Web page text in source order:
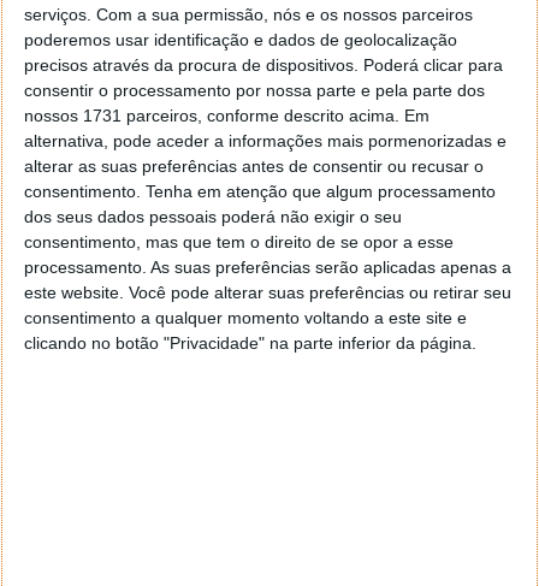
serviços. Com a sua permissão, nós e os nossos parceiros
poderemos usar identificação e dados de geolocalização
precisos através da procura de dispositivos. Poderá clicar para
consentir o processamento por nossa parte e pela parte dos
nossos 1731 parceiros, conforme descrito acima. Em
alternativa, pode aceder a informações mais pormenorizadas e
alterar as suas preferências antes de consentir ou recusar o
consentimento. Tenha em atenção que algum processamento
dos seus dados pessoais poderá não exigir o seu
consentimento, mas que tem o direito de se opor a esse
processamento. As suas preferências serão aplicadas apenas a
este website. Você pode alterar suas preferências ou retirar seu
consentimento a qualquer momento voltando a este site e
clicando no botão "Privacidade" na parte inferior da página.
Squad
tor
PRÓXIMO ARTIGO
Os browsers mais utilizados em 2014
ARTIGO ANTERIOR
E Porque Hoje é Sexta